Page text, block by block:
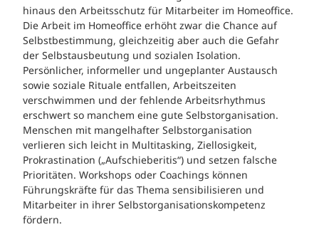
hinaus den Arbeitsschutz für Mitarbeiter im Homeoffice.
Die Arbeit im Homeoffice erhöht zwar die Chance auf
Selbstbestimmung, gleichzeitig aber auch die Gefahr
der Selbstausbeutung und sozialen Isolation.
Persönlicher, informeller und ungeplanter Austausch
sowie soziale Rituale entfallen, Arbeitszeiten
verschwimmen und der fehlende Arbeitsrhythmus
erschwert so manchem eine gute Selbstorganisation.
Menschen mit mangelhafter Selbstorganisation
verlieren sich leicht in Multitasking, Ziellosigkeit,
Prokrastination („Aufschieberitis“) und setzen falsche
Prioritäten. Workshops oder Coachings können
Führungskräfte für das Thema sensibilisieren und
Mitarbeiter in ihrer Selbstorganisationskompetenz
fördern.